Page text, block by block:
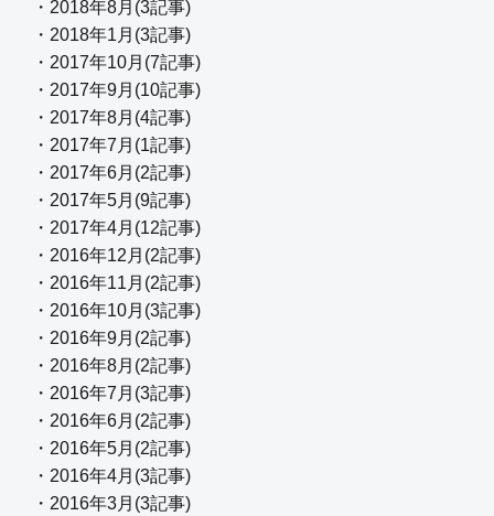
・2018年8月(3記事)
・2018年1月(3記事)
・2017年10月(7記事)
・2017年9月(10記事)
・2017年8月(4記事)
・2017年7月(1記事)
・2017年6月(2記事)
・2017年5月(9記事)
・2017年4月(12記事)
・2016年12月(2記事)
・2016年11月(2記事)
・2016年10月(3記事)
・2016年9月(2記事)
・2016年8月(2記事)
・2016年7月(3記事)
・2016年6月(2記事)
・2016年5月(2記事)
・2016年4月(3記事)
・2016年3月(3記事)